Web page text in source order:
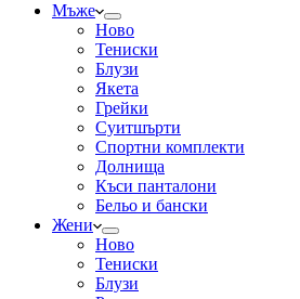
Мъже
Ново
Тениски
Блузи
Якета
Грейки
Суитшърти
Спортни комплекти
Долнища
Къси панталони
Бельо и бански
Жени
Ново
Тениски
Блузи